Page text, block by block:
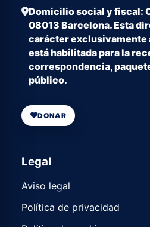
Domicilio social y fiscal:
08013 Barcelona. Esta
carácter exclusivamente
está habilitada para la
correspondencia,
público.
DONAR
Legal
Aviso legal
Política de privacidad